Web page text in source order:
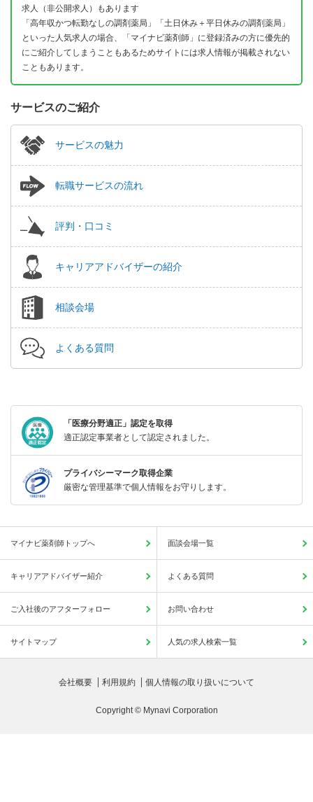
求人（非公開求人）もあります
「高年収かつ転勤なしの調剤薬局」「土日休み＋平日休みの調剤薬局」
といった人気求人の場合、「マイナビ薬剤師」に登録済みの方に優先的
にご紹介してしまうこともあるためサイトには求人情報が掲載されない
こともあります。
サービスのご紹介
サービスの魅力
転職サービスの流れ
評判・口コミ
キャリアアドバイザーの紹介
相談会場
よくある質問
「医療分野適正」認定を取得
適正認定事業者として認定されました。
プライバシーマーク取得企業
厳密な管理基準で個人情報をお守りします。
マイナビ薬剤師トップへ 面談会場一覧
キャリアアドバイザー紹介 よくある質問
ご入社後のアフターフォロー お問い合わせ
サイトマップ 人気の求人検索一覧
会社概要 利用規約 個人情報の取り扱いについて
Copyright © Mynavi Corporation